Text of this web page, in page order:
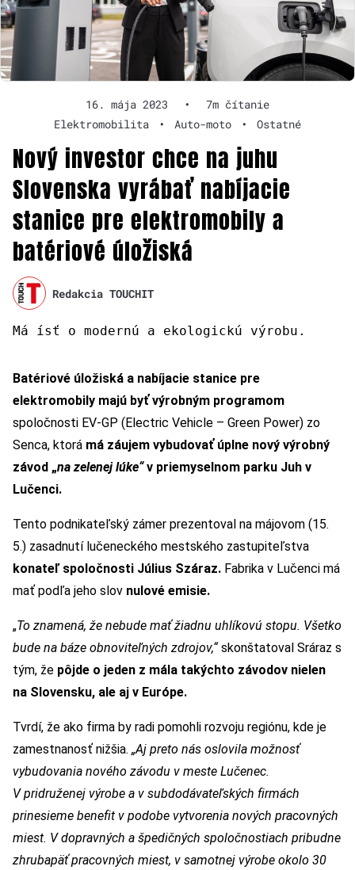
16. mája 2023 •
7m čítanie
Elektromobilita
• Auto-moto • Ostatné
Nový investor chce na juhu
Slovenska vyrábať nabíjacie
stanice pre elektromobily a
batériové úložiská
Redakcia TOUCHIT
Má ísť o modernú a ekologickú výrobu.
Batériové úložiská a nabíjacie stanice pre
elektromobily majú byť výrobným programom
spoločnosti EV-GP (Electric Vehicle – Green Power) zo
Senca, ktorá má záujem vybudovať úplne nový výrobný
závod „na zelenej lúke“v priemyselnom parku Juh v
Lučenci.
Tento podnikateľský zámer prezentoval na májovom (15.
5.) zasadnutí lučeneckého mestského zastupiteľstva
konateľ spoločnosti Július Száraz. Fabrika v Lučenci má
mať podľa jeho slov nulové emisie.
„To znamená, že nebude mať žiadnu uhlíkovú stopu. Všetko
bude na báze obnoviteľných zdrojov,“ skonštatoval Sráraz s
tým, že pôjde o jeden z mála takýchto závodov nielen
na Slovensku, ale aj v Európe.
Tvrdí, že ako firma by radi pomohli rozvoju regiónu, kde je
zamestnanosť nižšia. „Aj preto nás oslovila možnosť
vybudovania nového závodu v meste Lučenec.
V pridruženej výrobe a v subdodávateľských firmách
prinesieme benefit v podobe vytvorenia nových pracovných
miest. V dopravných a špedičných spoločnostiach pribudne
zhrubapäťpracovných miest, v samotnej výrobe okolo 30